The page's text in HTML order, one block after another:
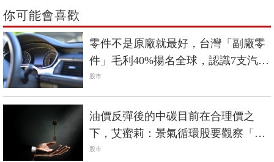
你可能會喜歡
零件不是原廠就最好，台灣「副廠零
件」毛利40%揚名全球，認識7支汽車
零組件股
股市
油價反彈後的中碳目前在合理價之
下，艾蜜莉：景氣循環股要觀察「這
項變因」才能進場
股市